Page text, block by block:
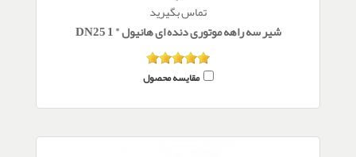
تماس بگیرید
شیر سه راهه موتوری دنده ای هانیول " DN25 1
مقایسه محصول